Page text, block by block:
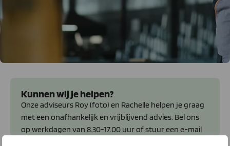
Kunnen wij je helpen?
Onze adviseurs Roy (foto) en Rachelle helpen je graag
met een onafhankelijk en vrijblijvend advies. Bel ons
op werkdagen van 8.30-17.00 uur of stuur een e-mail